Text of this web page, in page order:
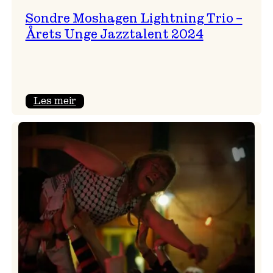
Sondre Moshagen Lightning Trio –
Årets Unge Jazztalent 2024
Les meir:
Lightning
Trio
–
Årets
Unge
Jazztalent
2024